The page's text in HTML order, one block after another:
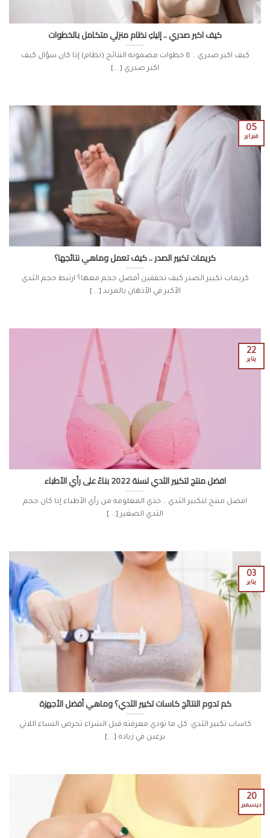
كيف اكبر صدري .. إليكِ نظام منزلي متكامل بالخطوات
كيف اكبر صدري .. 8 خطوات مضمونه النتائج (نظام) إذا كان سؤال كيف
اكبر صدري [...]
كريمات تكبير الصدر .. كيف تعمل وماهي نتائجها؟
كريمات تكبير الصدر كيف تحققين أفضل حجم معها؟ ارتبط حجم الثدي
الأكبر في الأذهان بالمزيد [...]
05
فبراير
افضل منتج لتكبير الثدي لسنة 2022 بناءً على رأي الأطباء
افضل منتج لتكبير الثدي .. خذي المعلومه من رأي الأطباء إذا كان حجم
الثدي الصغير [...]
22
يناير
كم تدوم النتائج كاسات تكبير الثدي؟ وماهي أفضل الأجهزة
كاسات تكبير الثدي: كل ما تودي معرفته قبل الشراء تحرص النساء اللاتي
يرغبن في زيادة [...]
03
يناير
20
ديسمبر